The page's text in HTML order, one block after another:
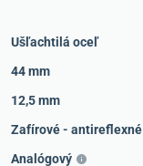
Ušľachtilá oceľ
44 mm
12,5 mm
Zafírové - antireflexné
Analógový